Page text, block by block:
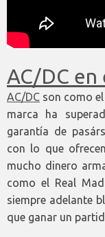
AC/DC en
AC/DC son como
marca ha
garantía de
con lo que
mucho dinero
como el Real
siempre adelante
que ganar un